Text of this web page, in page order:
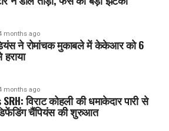
months ago
ने रोमांचक मुकाबले में केकेआर को 6
months ago
SRH: विराट कोहली की धमाकेदार पारी से
चैंपियंस की शुरुआत